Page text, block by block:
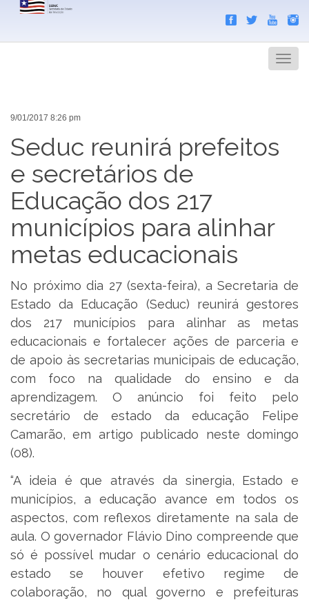
Menu
9/01/2017 8:26 pm
Seduc reunirá prefeitos
e secretários de
Educação dos 217
municípios para alinhar
metas educacionais
No próximo dia 27 (sexta-feira), a Secretaria de
Estado da Educação (Seduc) reunirá gestores
dos 217 municípios para alinhar as metas
educacionais e fortalecer ações de parceria e
de apoio às secretarias municipais de educação,
com foco na qualidade do ensino e da
aprendizagem. O anúncio foi feito pelo
secretário de estado da educação Felipe
Camarão, em artigo publicado neste domingo
(08).
“A ideia é que através da sinergia, Estado e
municípios, a educação avance em todos os
aspectos, com reflexos diretamente na sala de
aula. O governador Flávio Dino compreende que
só é possível mudar o cenário educacional do
estado se houver efetivo regime de
colaboração, no qual governo e prefeituras